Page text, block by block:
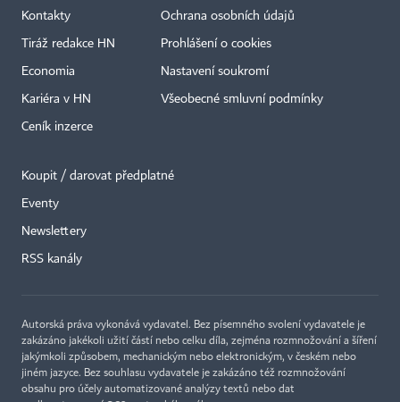
Kontakty
Tiráž redakce HN
Economia
Kariéra v HN
Ceník inzerce
Ochrana osobních údajů
Prohlášení o cookies
Nastavení soukromí
Všeobecné smluvní podmínky
Koupit / darovat předplatné
Eventy
Newslettery
RSS kanály
Autorská práva vykonává vydavatel. Bez písemného svolení vydavatele je
zakázáno jakékoli užití částí nebo celku díla, zejména rozmnožování a šíření
jakýmkoli způsobem, mechanickým nebo elektronickým, v českém nebo
jiném jazyce. Bez souhlasu vydavatele je zakázáno též rozmnožování
obsahu pro účely automatizované analýzy textů nebo dat